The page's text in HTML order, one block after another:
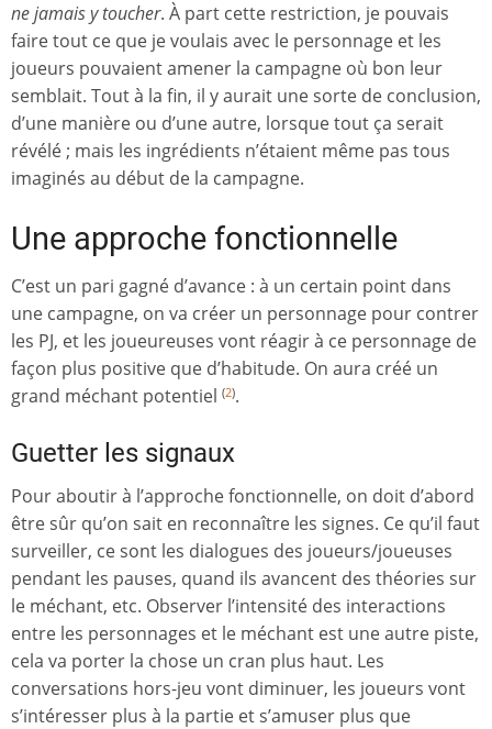
ne jamais y toucher. À part cette restriction, je pouvais
faire tout ce que je voulais avec le personnage et les
joueurs pouvaient amener la campagne où bon leur
semblait. Tout à la fin, il y aurait une sorte de conclusion,
d’une manière ou d’une autre, lorsque tout ça serait
révélé ; mais les ingrédients n’étaient même pas tous
imaginés au début de la campagne.
Une approche fonctionnelle
C’est un pari gagné d’avance : à un certain point dans
une campagne, on va créer un personnage pour contrer
les PJ, et les joueureuses vont réagir à ce personnage de
façon plus positive que d’habitude. On aura créé un
grand méchant potentiel (2).
Guetter les signaux
Pour aboutir à l’approche fonctionnelle, on doit d’abord
être sûr qu’on sait en reconnaître les signes. Ce qu’il faut
surveiller, ce sont les dialogues des joueurs/joueuses
pendant les pauses, quand ils avancent des théories sur
le méchant, etc. Observer l’intensité des interactions
entre les personnages et le méchant est une autre piste,
cela va porter la chose un cran plus haut. Les
conversations hors-jeu vont diminuer, les joueurs vont
s’intéresser plus à la partie et s’amuser plus que